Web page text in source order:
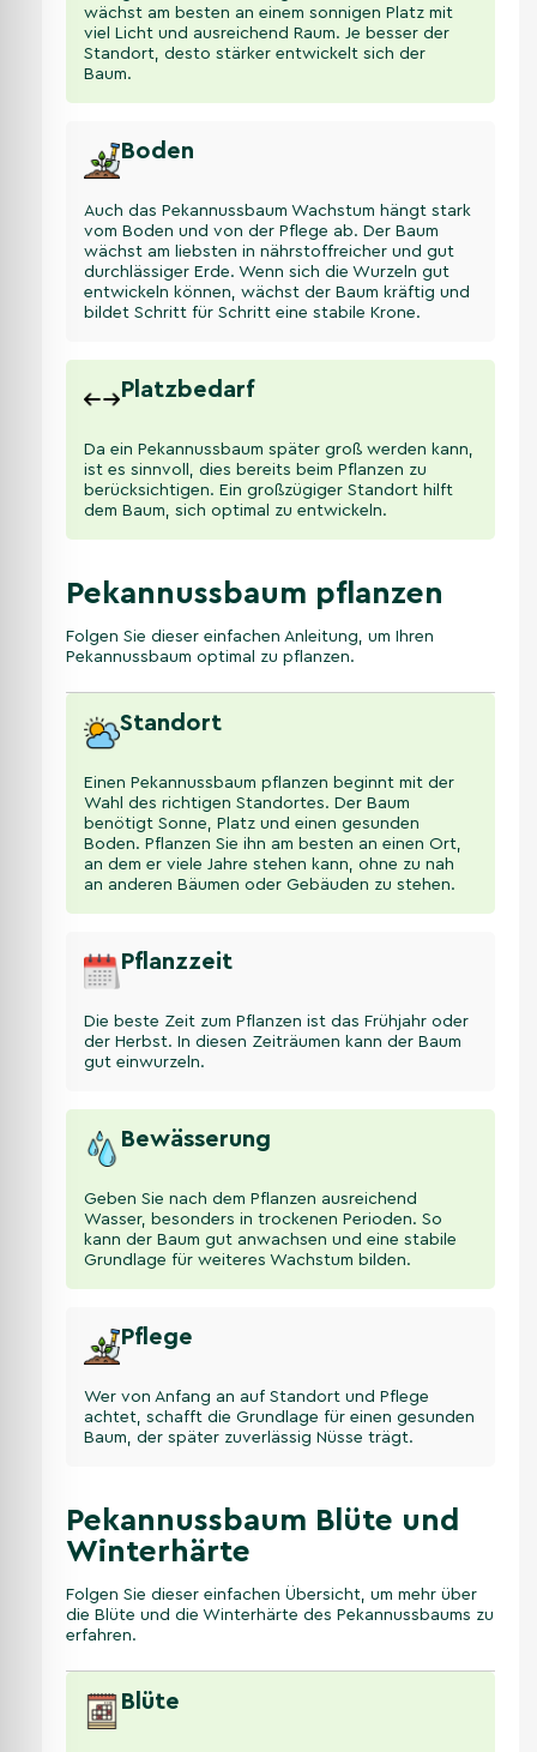
wächst am besten an einem sonnigen Platz mit
viel Licht und ausreichend Raum. Je besser der
Standort, desto stärker entwickelt sich der
Baum.
Boden
Auch das Pekannussbaum Wachstum hängt stark
vom Boden und von der Pflege ab. Der Baum
wächst am liebsten in nährstoffreicher und gut
durchlässiger Erde. Wenn sich die Wurzeln gut
entwickeln können, wächst der Baum kräftig und
bildet Schritt für Schritt eine stabile Krone.
Platzbedarf
Da ein Pekannussbaum später groß werden kann,
ist es sinnvoll, dies bereits beim Pflanzen zu
berücksichtigen. Ein großzügiger Standort hilft
dem Baum, sich optimal zu entwickeln.
Pekannussbaum pflanzen
Folgen Sie dieser einfachen Anleitung, um Ihren
Pekannussbaum optimal zu pflanzen.
Standort
Einen Pekannussbaum pflanzen beginnt mit der
Wahl des richtigen Standortes. Der Baum
benötigt Sonne, Platz und einen gesunden
Boden. Pflanzen Sie ihn am besten an einen Ort,
an dem er viele Jahre stehen kann, ohne zu nah
an anderen Bäumen oder Gebäuden zu stehen.
Pflanzzeit
Die beste Zeit zum Pflanzen ist das Frühjahr oder
der Herbst. In diesen Zeiträumen kann der Baum
gut einwurzeln.
Bewässerung
Geben Sie nach dem Pflanzen ausreichend
Wasser, besonders in trockenen Perioden. So
kann der Baum gut anwachsen und eine stabile
Grundlage für weiteres Wachstum bilden.
Pflege
Wer von Anfang an auf Standort und Pflege
achtet, schafft die Grundlage für einen gesunden
Baum, der später zuverlässig Nüsse trägt.
Pekannussbaum Blüte und
Winterhärte
Folgen Sie dieser einfachen Übersicht, um mehr über
die Blüte und die Winterhärte des Pekannussbaums zu
erfahren.
Blüte